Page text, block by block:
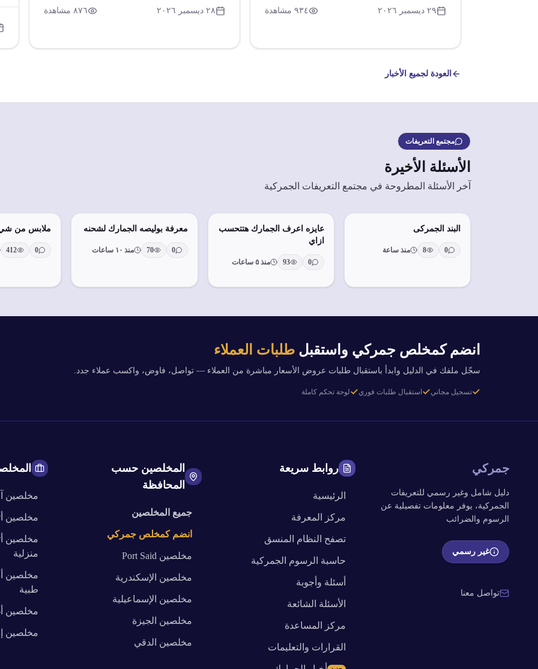
الإنتاج. تم الإفراج عن بضائع بقيمة ٧٢,٤ مليار دولار
خلال ٢٠٢٣، مع تنفيذ العديد من التيسيرات لدعم
٢٩ ديسمبر ٢٠٢٦ ٩٣٤ مشاهدة
تهدف المبادرة لتسهيل الإجراءات وتوضيح المتطلبات
المالية والاستيرادية للمستفيدين.
٢٨ ديسمبر ٢٠٢٦ ٨٧٦ مشاهدة
العودة لجميع الأخبار
مجتمع التعريفات
الأسئلة الأخيرة
آخر الأسئلة المطروحة في مجتمع التعريفات الجمركية
البند الجمركى
0
8 منذ ساعة
عايزه اعرف الجمارك هتتحسب
ازاي
0
93 منذ ٥ ساعات
معرفة بوليصه الجمارك لشحنه
0
70 منذ ١٠ ساعات
ملابس من
0
412
انضم كمخلص جمركي واستقبل طلبات العملاء
سجّل ملفك في الدليل وابدأ باستقبال طلبات عروض الأسعار مباشرة من العملاء — تواصل، فاوض، واكسب عملاء جدد.
تسجيل مجاني استقبال طلبات فوري لوحة تحكم كاملة
جمركي
دليل شامل وغير رسمي للتعريفات
الجمركية، يوفر معلومات تفصيلية عن
الرسوم والضرائب
غير رسمي
تواصل معنا
روابط سريعة
الرئيسية
مركز المعرفة
تصفح النظام المنسق
حاسبة الرسوم الجمركية
أسئلة وأجوبة
الأسئلة الشائعة
مركز المساعدة
القرارات والتعليمات
المخلصين حسب
المحافظة
جميع المخلصين
انضم كمخلص جمركي
مخلصين Port Said
مخلصين الإسكندرية
مخلصين الإسماعيلية
مخلصين الجيزة
مخلصين الدقي
مخلصين
مخلصين
مخلصين
منزلية
مخلصين
طبية
مخلصين
مخلصين